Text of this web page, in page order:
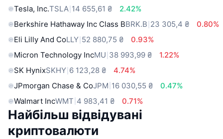
Tesla, Inc.TSLA 14 655,61 ₴
2.42%
Berkshire Hathaway Inc Class BBRK.B 23 305,4 ₴
0.80%
Eli Lilly And CoLLY 52 880,75 ₴
0.93%
Micron Technology IncMU 38 993,99 ₴
1.22%
SK HynixSKHY 6 123,28 ₴
4.74%
JPmorgan Chase & CoJPM 16 030,55 ₴
0.47%
Walmart IncWMT 4 983,41 ₴ 0.71%
Найбільш відвідувані
криптовалюти